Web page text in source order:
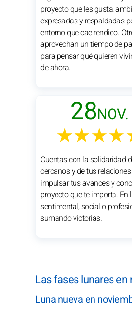
proyecto que les gusta,
expresadas y respaldadas
entorno que cae rendido.
aprovechan un tiempo de
para pensar qué quieren
de ahora.
28NOV.
Cuentas con la solidaridad
cercanos y de tus
impulsar tus avances y
proyecto que te importa. En
sentimental, social o
sumando victorias.
Las fases lunares
Luna nueva en